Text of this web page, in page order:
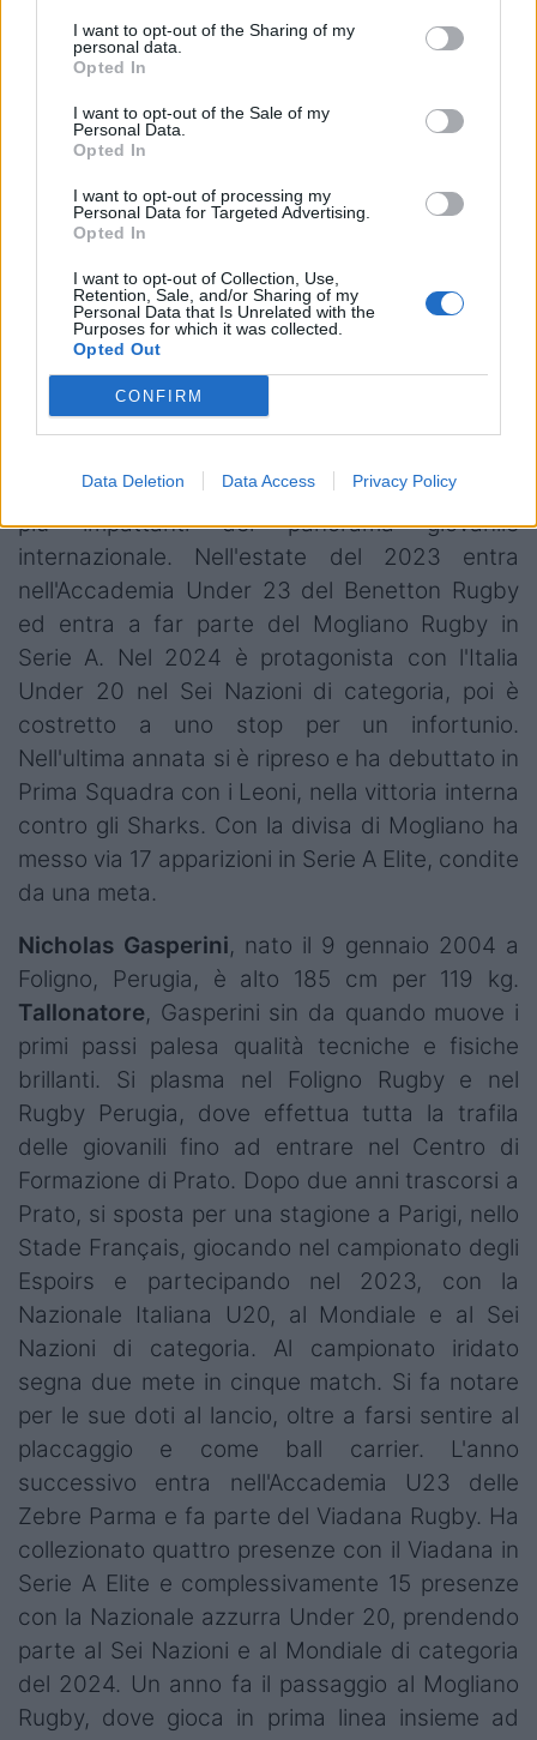
I want to opt-out of the Sharing of my
personal data.
Opted In
I want to opt-out of the Sale of my
Personal Data.
Opted In
I want to opt-out of processing my
Personal Data for Targeted Advertising.
Opted In
I want to opt-out of Collection, Use,
Retention, Sale, and/or Sharing of my
Personal Data that Is Unrelated with the
Purposes for which it was collected.
Opted Out
CONFIRM
Data Deletion Data Access Privacy Policy
fattura nel massimo campionato italiano,
raccogliendo anche la seconda apparizione
con i biancoverdi, nell'ultima annata in
trasferta contro gli Ospreys.​
Marcos Gallorini, nato l'11 ottobre 2004 ad
Arezzo, è alto 191 cm per 135 kg. Dotato di una
dalle potenzialità sconfinate. Comincia a
giocare a rugby nei Vasari Rugby Arezzo e poi
passa all'Unione Rugby Capitolina. Nella
squadra romana fa la differenza in prima linea,
tra mischie vinte e drive guidati. Ai Mondiali
cinque incontri e di fatto si afferma tra i piloni
più impattanti del panorama giovanile
internazionale. Nell'estate del 2023 entra
nell'Accademia Under 23 del Benetton Rugby
ed entra a far parte del Mogliano Rugby in
Serie A. Nel 2024 è protagonista con l'Italia
Under 20 nel Sei Nazioni di categoria, poi è
costretto a uno stop per un infortunio.
Nell'ultima annata si è ripreso e ha debuttato in
Prima Squadra con i Leoni, nella vittoria interna
contro gli Sharks. Con la divisa di Mogliano ha
messo via 17 apparizioni in Serie A Elite, condite
da una meta.
Nicholas Gasperini, nato il 9 gennaio 2004 a
Foligno, Perugia, è alto 185 cm per 119 kg.
Tallonatore, Gasperini sin da quando muove i
primi passi palesa qualità tecniche e fisiche
brillanti. Si plasma nel Foligno Rugby e nel
Rugby Perugia, dove effettua tutta la trafila
delle giovanili fino ad entrare nel Centro di
Formazione di Prato. Dopo due anni trascorsi a
Prato, si sposta per una stagione a Parigi, nello
Stade Français, giocando nel campionato degli
Espoirs e partecipando nel 2023, con la
Nazionale Italiana U20, al Mondiale e al Sei
Nazioni di categoria. Al campionato iridato
segna due mete in cinque match. Si fa notare
per le sue doti al lancio, oltre a farsi sentire al
placcaggio e come ball carrier. L'anno
successivo entra nell'Accademia U23 delle
Zebre Parma e fa parte del Viadana Rugby. Ha
collezionato quattro presenze con il Viadana in
Serie A Elite e complessivamente 15 presenze
con la Nazionale azzurra Under 20, prendendo
parte al Sei Nazioni e al Mondiale di categoria
del 2024. Un anno fa il passaggio al Mogliano
Rugby, dove gioca in prima linea insieme ad